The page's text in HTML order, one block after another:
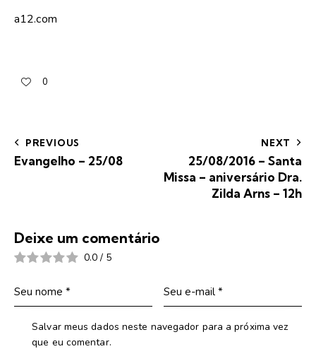
a12.com
0
PREVIOUS
Evangelho – 25/08
NEXT
25/08/2016 – Santa
Missa – aniversário Dra.
Zilda Arns – 12h
Deixe um comentário
0.0 / 5
Salvar meus dados neste navegador para a próxima vez
que eu comentar.